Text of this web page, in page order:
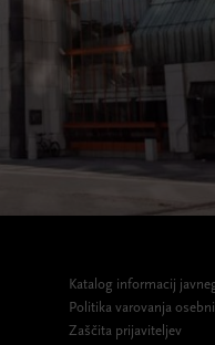
Katalog informacij
Politika varovanja
Zaščita prijaviteljev